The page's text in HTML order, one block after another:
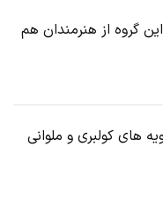
گروه از هنرمندان هم
های کولبری و ملوانی